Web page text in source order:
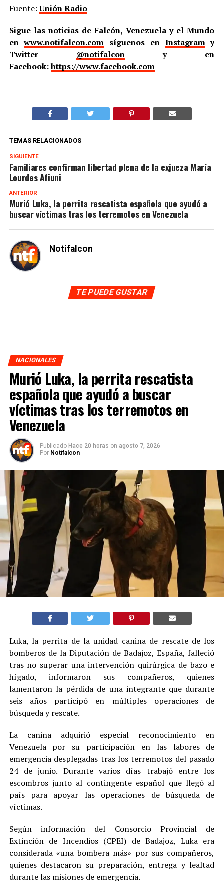
Fuente:Unión Radio
Sigue las noticias de Falcón, Venezuela y el Mundo
enwww.notifalcon.com síguenos en Instagramy
Twitter @notifalcony en
Facebook:https://www.facebook.com
TEMAS RELACIONADOS
SIGUIENTE
Familiares confirman libertad plena de la exjueza María
Lourdes Afiuni
ANTERIOR
Murió Luka, la perrita rescatista española que ayudó a
buscar víctimas tras los terremotos en Venezuela
Notifalcon
TE PUEDE GUSTAR
NACIONALES
Murió Luka, la perrita rescatista
española que ayudó a buscar
víctimas tras los terremotos en
Venezuela
Publicado Hace 20 horas on agosto 7, 2026
Por Notifalcon
Luka, la perrita de la unidad canina de rescate de los
bomberos de la Diputación de Badajoz, España, falleció
tras no superar una intervención quirúrgica de bazo e
hígado, informaron sus compañeros, quienes
lamentaron la pérdida de una integrante que durante
seis años participó en múltiples operaciones de
búsqueda y rescate.
La canina adquirió especial reconocimiento en
Venezuela por su participación en las labores de
emergencia desplegadas tras los terremotos del pasado
24 de junio. Durante varios días trabajó entre los
escombros junto al contingente español que llegó al
país para apoyar las operaciones de búsqueda de
víctimas.
Según información del Consorcio Provincial de
Extinción de Incendios (CPEI) de Badajoz, Luka era
considerada «una bombera más» por sus compañeros,
quienes destacaron su preparación, entrega y lealtad
durante las misiones de emergencia.